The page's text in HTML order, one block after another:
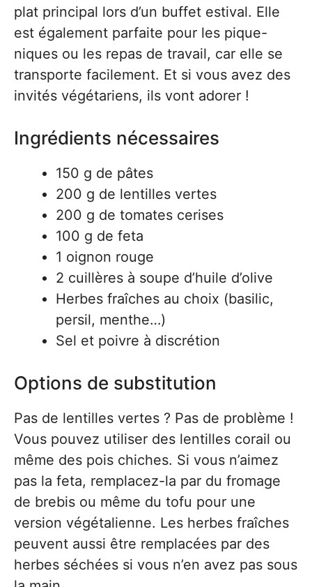
plat principal lors d’un buffet estival. Elle
est également parfaite pour les pique-
niques ou les repas de travail, car elle se
transporte facilement. Et si vous avez des
invités végétariens, ils vont adorer !
Ingrédients nécessaires
150 g de pâtes
200 g de lentilles vertes
200 g de tomates cerises
100 g de feta
1 oignon rouge
2 cuillères à soupe d’huile d’olive
Herbes fraîches au choix (basilic,
persil, menthe…)
Sel et poivre à discrétion
Options de substitution
Pas de lentilles vertes ? Pas de problème !
Vous pouvez utiliser des lentilles corail ou
même des pois chiches. Si vous n’aimez
pas la feta, remplacez-la par du fromage
de brebis ou même du tofu pour une
version végétalienne. Les herbes fraîches
peuvent aussi être remplacées par des
herbes séchées si vous n’en avez pas sous